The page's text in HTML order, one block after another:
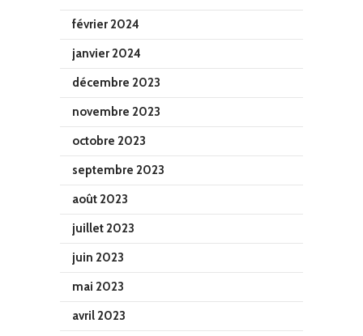
février 2024
janvier 2024
décembre 2023
novembre 2023
octobre 2023
septembre 2023
août 2023
juillet 2023
juin 2023
mai 2023
avril 2023